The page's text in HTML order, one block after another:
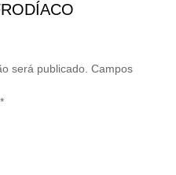
será publicado. Campos
*